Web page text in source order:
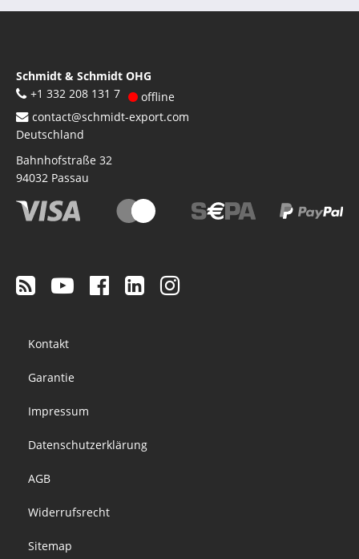
Schmidt & Schmidt OHG
+1 332 208 131 7
offline
contact@schmidt-export.com
Deutschland
Bahnhofstraße 32
94032 Passau
menu
Kontakt
Garantie
Impressum
Datenschutzerklärung
AGB
Widerrufsrecht
Sitemap